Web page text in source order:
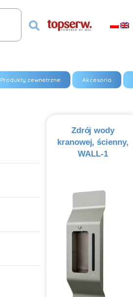
Produkty zewnetrzne Akcesoria
Zdrój wody
kranowej, ścienny,
WALL-1